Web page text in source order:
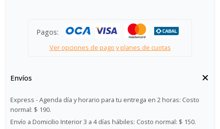
Pagos:
Ver opciones de pago y planes de cuotas
Envíos
Express - Agenda día y horario para tu entrega en 2 horas: Costo
normal: $ 190.
Envío a Domicilio Interior 3 a 4 días hábiles: Costo normal: $ 150.